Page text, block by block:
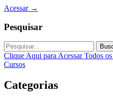
Acessar →
Pesquisar
Clique Aqui para Acessar Todos
Cursos
Categorias